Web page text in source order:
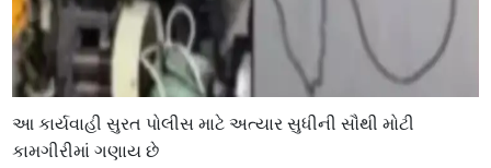
આ કાર્યવાહી સુરત પોલીસ માટે અત્યાર સુધીની સૌથી મોટી
કામગીરીમાં ગણાય છે